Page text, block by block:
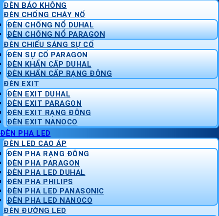
ĐÈN BÁO KHÔNG
ĐÈN CHỐNG CHÁY NỔ
ĐÈN CHỐNG NỔ DUHAL
ĐÈN CHỐNG NỔ PARAGON
ĐÈN CHIẾU SÁNG SỰ CỐ
ĐÈN SỰ CỐ PARAGON
ĐÈN KHẨN CẤP DUHAL
ĐÈN KHẨN CẤP RẠNG ĐÔNG
ĐÈN EXIT
ĐÈN EXIT DUHAL
ĐÈN EXIT PARAGON
ĐÈN EXIT RẠNG ĐÔNG
ĐÈN EXIT NANOCO
ĐÈN PHA LED
ĐÈN LED CAO ÁP
ĐÈN PHA RẠNG ĐÔNG
ĐÈN PHA PARAGON
ĐÈN PHA LED DUHAL
ĐÈN PHA PHILIPS
ĐÈN PHA LED PANASONIC
ĐÈN PHA LED NANOCO
ĐÈN ĐƯỜNG LED